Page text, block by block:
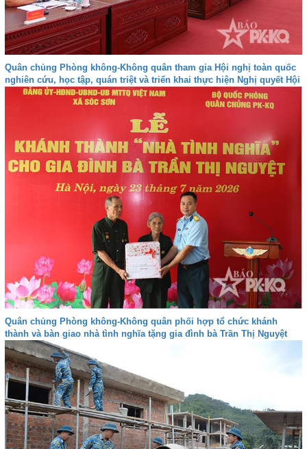
Quân chủng Phòng không-Không quân tham gia Hội nghị toàn quốc
nghiên cứu, học tập, quán triệt và triển khai thực hiện Nghị quyết Hội
nghị lần thứ ba Ban Chấp hành Trung ương Đảng khóa XIV
Quân chủng Phòng không-Không quân phối hợp tổ chức khánh
thành và bàn giao nhà tình nghĩa tặng gia đình bà Trần Thị Nguyệt